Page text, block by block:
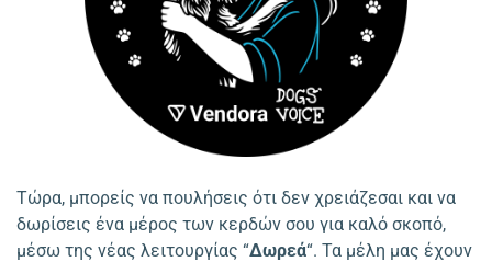
Τώρα, μπορείς να πουλήσεις ότι δεν χρειάζεσαι και να
δωρίσεις ένα μέρος των κερδών σου για καλό σκοπό,
μέσω της νέας λειτουργίας “Δωρεά“. Τα μέλη μας έχουν